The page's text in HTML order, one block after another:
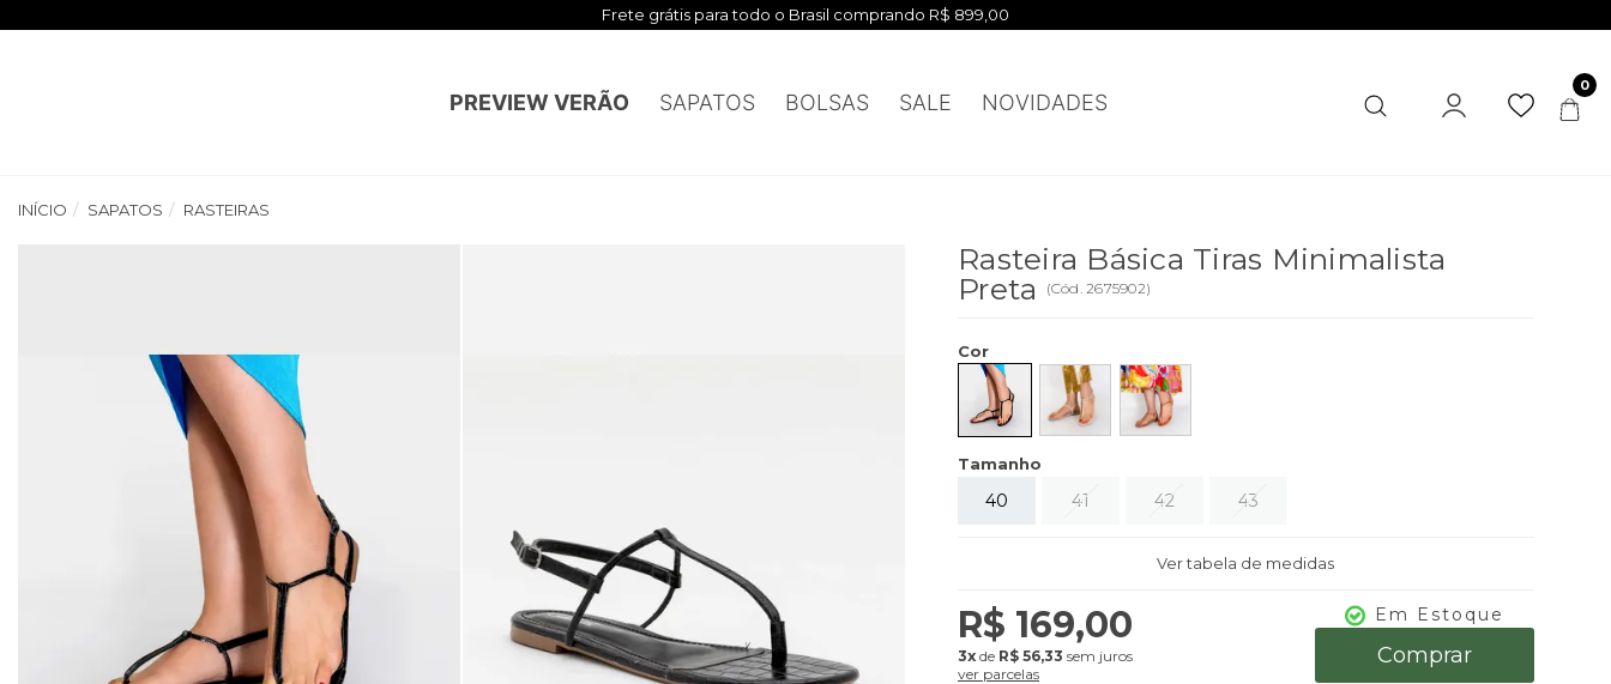
Frete grátis para todo o Brasil comprando R$ 899,00
PREVIEW VERÃO SAPATOS BOLSAS SALE NOVIDADES
0
INÍCIO SAPATOS RASTEIRAS
Rasteira Básica Tiras Minimalista
Preta
(Cód. 2675902)
Cor
Tamanho
40 41 42 43
Ver tabela de medidas
R$ 169,00
3x de R$ 56,33 sem juros
ver parcelas
Em Estoque
Comprar